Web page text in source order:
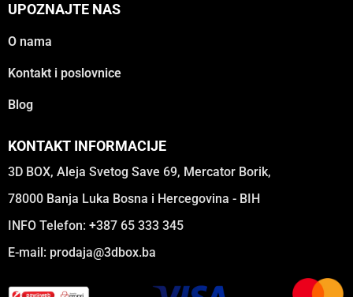
UPOZNAJTE NAS
O nama
Kontakt i poslovnice
Blog
KONTAKT INFORMACIJE
3D BOX, Aleja Svetog Save 69, Mercator Borik,
78000 Banja Luka Bosna i Hercegovina - BIH
INFO Telefon: +387 65 333 345
E-mail: prodaja@3dbox.ba